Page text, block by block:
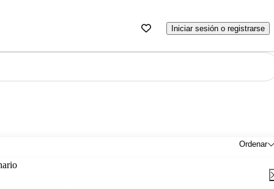
Iniciar sesión o registrarse
Ordenar